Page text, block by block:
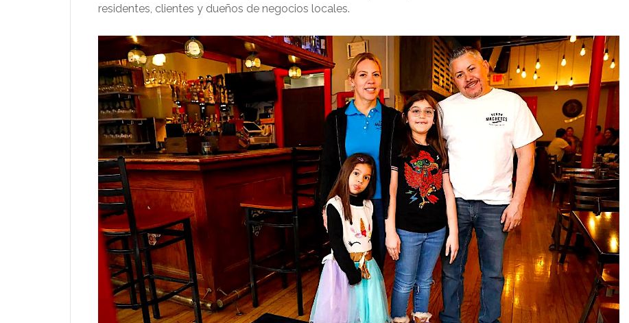
residentes, clientes y dueños de negocios locales.